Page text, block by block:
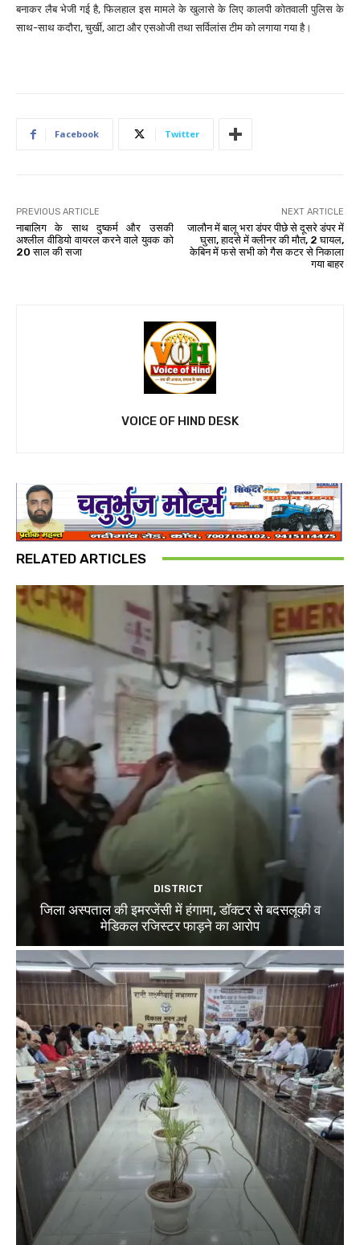
बनाकर लैब भेजी गई है, फिलहाल इस मामले के खुलासे के लिए कालपी कोतवाली पुलिस के
साथ-साथ कदौरा, चुर्खी, आटा और एसओजी तथा सर्विलांस टीम को लगाया गया है।
Facebook Twitter
PREVIOUS ARTICLE
नाबालिग के साथ दुष्कर्म और उसकी
अश्लील वीडियो वायरल करने वाले युवक को
20 साल की सजा
NEXT ARTICLE
जालौन में बालू भरा डंपर पीछे से दूसरे डंपर में
घुसा, हादसे में क्लीनर की मौत, 2 घायल,
केबिन में फसे सभी को गैस कटर से निकाला
गया बाहर
VOICE OF HIND DESK
RELATED ARTICLES
DISTRICT
जिला अस्पताल की इमरजेंसी में हंगामा, डॉक्टर से बदसलूकी व
मेडिकल रजिस्टर फाड़ने का आरोप